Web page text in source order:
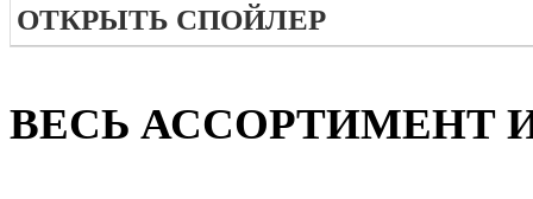
ОТКРЫТЬ СПОЙЛЕР
ВЕСЬ АССОРТИМЕНТ